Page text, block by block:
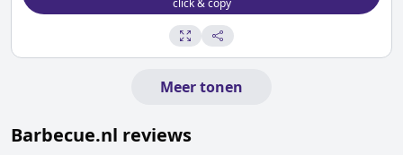
click & copy
Meer tonen
Barbecue.nl reviews